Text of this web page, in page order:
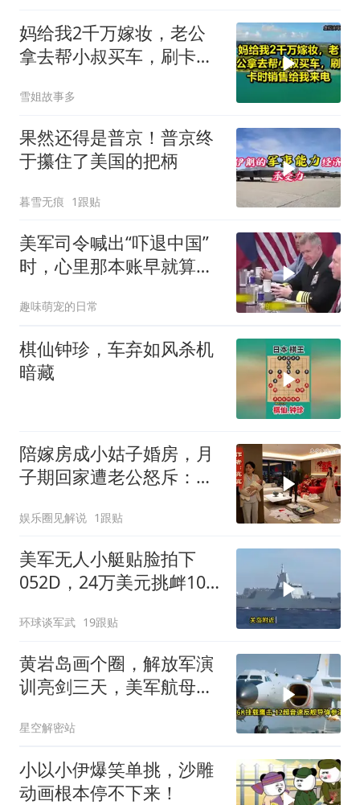
妈给我2千万嫁妆，老公
拿去帮小叔买车，刷卡时
雪姐故事多
果然还得是普京！普京终
于攥住了美国的把柄
暮雪无痕 1跟贴
美军司令喊出“吓退中国”
时，心里那本账早就算清
趣味萌宠的日常
棋仙钟珍，车弃如风杀机
暗藏
陪嫁房成小姑子婚房，月
子期回家遭老公怒斥：带
娱乐圈见解说 1跟贴
美军无人小艇贴脸拍下
052D，24万美元挑衅10
战法？
环球谈军武 19跟贴
黄岩岛画个圈，解放军演
训亮剑三天，美军航母从
星空解密站
小以小伊爆笑单挑，沙雕
动画根本停不下来！